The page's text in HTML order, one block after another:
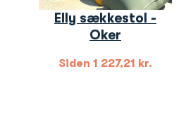
Elly sækkestol -
Oker
Siden 1 227,21 kr.